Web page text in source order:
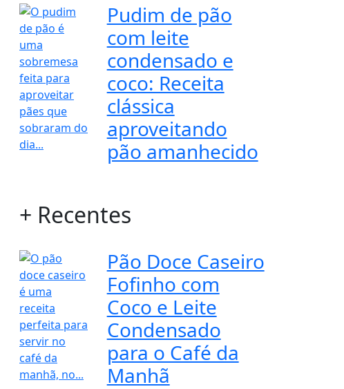
Pudim de pão
com leite
condensado e
coco: Receita
clássica
aproveitando
pão amanhecido
+ Recentes
Pão Doce Caseiro
Fofinho com
Coco e Leite
Condensado
para o Café da
Manhã